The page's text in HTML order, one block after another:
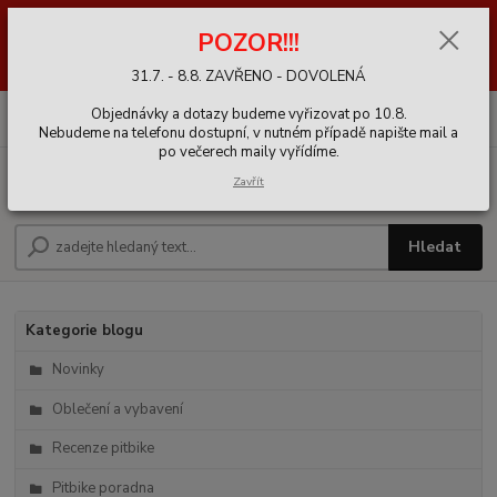
PO 10.8. ||| UPOZORNĚNÍ: Probíhá údržba a import produktů v e-shopu,
především dílů. Může být chybně dočasně uvedená dostupnost než vše
se dokončí a zkontroluje.
CZK
Hledat
+420 721 020 767
9-16h
za0,00 Kč
Kategorie blogu
Novinky
Oblečení a vybavení
Recenze pitbike
Pitbike poradna
POZOR!!!
31.7. - 8.8. ZAVŘENO - DOVOLENÁ
Objednávky a dotazy budeme vyřizovat po 10.8.
Nebudeme na telefonu dostupní, v nutném případě napište mail a
po večerech maily vyřídíme.
Zavřít